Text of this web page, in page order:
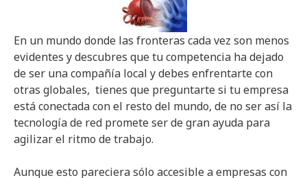
En un mundo donde las fronteras cada vez son menos
evidentes y descubres que tu competencia ha dejado
de ser una compañía local y debes enfrentarte con
otras globales, tienes que preguntarte si tu empresa
está conectada con el resto del mundo, de no ser así la
tecnología de red promete ser de gran ayuda para
agilizar el ritmo de trabajo.
Aunque esto pareciera sólo accesible a empresas con